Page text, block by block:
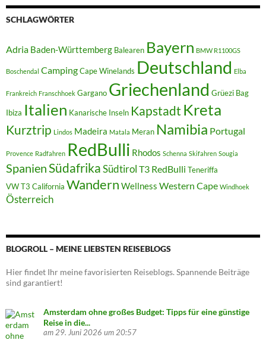
SCHLAGWÖRTER
Adria Baden-Württemberg Balearen Bayern BMW R1100GS
Boschendal CampingCape Winelands Deutschland Elba
Frankreich Franschhoek Gargano Griechenland Grüezi Bag
Ibiza Italien Kanarische Inseln Kapstadt Kreta
Kurztrip Lindos Madeira Matala Meran Namibia Portugal
Provence Radfahren RedBulli Rhodos Schenna Skifahren Sougia
SpanienSüdafrikaSüdtirol T3 RedBulli Teneriffa
VW T3 California Wandern Wellness Western Cape Windhoek
Österreich
BLOGROLL – MEINE LIEBSTEN REISEBLOGS
Hier findet Ihr meine favorisierten Reiseblogs. Spannende Beiträge
sind garantiert!
Amsterdam ohne großes Budget: Tipps für eine günstige
Reise in die...
am 29. Juni 2026 um 20:57